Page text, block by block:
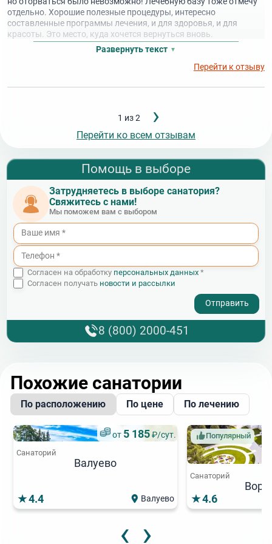
отдельно. Хорошие полезные процедуры, интересно
составленные программы лечения, и для здоровья, и для
красоты. Это место, куда хочется вернуться вновь.
Развернуть текст
Перейти к отзыву
1 из 2 страница
›
Перейти ко всем отзывам
Помощь в выборе
Затрудняетесь в выборе санатория?
Свяжитесь с нами!
Мы поможем вам с выбором
Согласен на обработку персональных данных *
Согласен получать новости и рассылки
8 (800) 2000-451
Похожие санатории
По расположению По цене По лечению
от 5 185₽/сут.
Санаторий
Валуево
4.4 Валуево
Популярный
Санаторий
4.6
‹ ›